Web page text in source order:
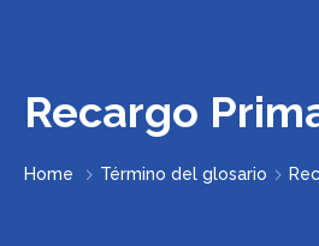
Recargo
Home Término del glosario